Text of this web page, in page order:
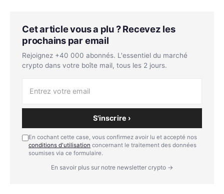
Cet article vous a plu ? Recevez les
prochains par email
Rejoignez +40 000 abonnés. L'essentiel du marché
crypto dans votre boîte mail, tous les 2 jours.
S'inscrire ›
En cochant cette case, vous confirmez avoir lu et accepté nos
conditions d'utilisation concernant le traitement des données
soumises via ce formulaire.
En savoir plus sur notre newsletter crypto →